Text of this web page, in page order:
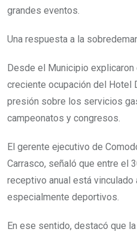
grandes eventos.
Una respuesta a la
Desde el Municipio
creciente ocupación del Hotel
presión sobre los servicios
campeonatos y congresos.
El gerente ejecutivo de
Carrasco, señaló que entre el
receptivo anual está
especialmente deportivos.
En ese sentido, destacó que